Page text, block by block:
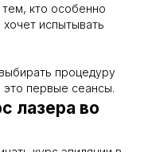
кто особенно
испытывать
процедуру
первые сеансы.
лазера во